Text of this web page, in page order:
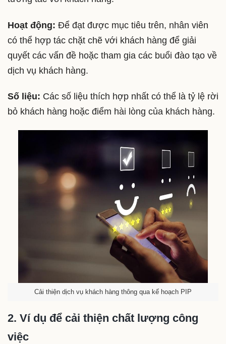
Hoạt động: Để đạt được mục tiêu trên, nhân viên
có thể hợp tác chặt chẽ với khách hàng để giải
quyết các vấn đề hoặc tham gia các buổi đào tạo về
dịch vụ khách hàng.
Số liệu: Các số liệu thích hợp nhất có thể là tỷ lệ rời
bỏ khách hàng hoặc điểm hài lòng của khách hàng.
Cải thiện dịch vụ khách hàng thông qua kế hoạch PIP
2. Ví dụ để cải thiện chất lượng công
việc